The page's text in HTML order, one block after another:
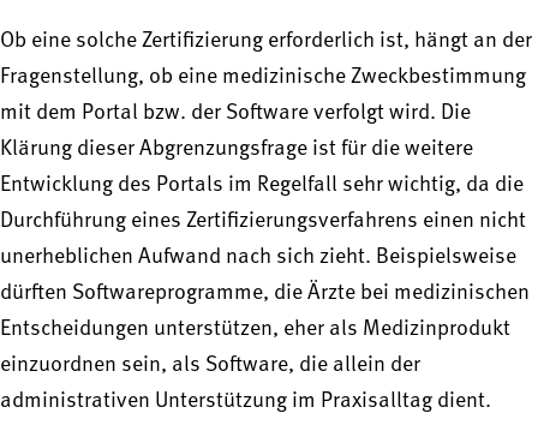
Ob eine solche Zertifizierung erforderlich ist, hängt an der
Fragenstellung, ob eine medizinische Zweckbestimmung
mit dem Portal bzw. der Software verfolgt wird. Die
Klärung dieser Abgrenzungsfrage ist für die weitere
Entwicklung des Portals im Regelfall sehr wichtig, da die
Durchführung eines Zertifizierungsverfahrens einen nicht
unerheblichen Aufwand nach sich zieht. Beispielsweise
dürften Softwareprogramme, die Ärzte bei medizinischen
Entscheidungen unterstützen, eher als Medizinprodukt
einzuordnen sein, als Software, die allein der
administrativen Unterstützung im Praxisalltag dient.